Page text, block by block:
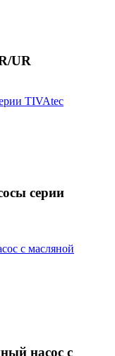
UR
серии
насос с